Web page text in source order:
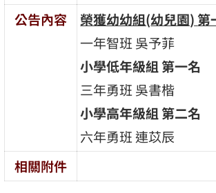
公告內容
榮獲幼幼組(幼兒園)第
一年智班 吳予菲
小學低年級組第一名
三年勇班 吳書楷
小學高年級組 第二名
六年勇班 連苡辰
相關附件